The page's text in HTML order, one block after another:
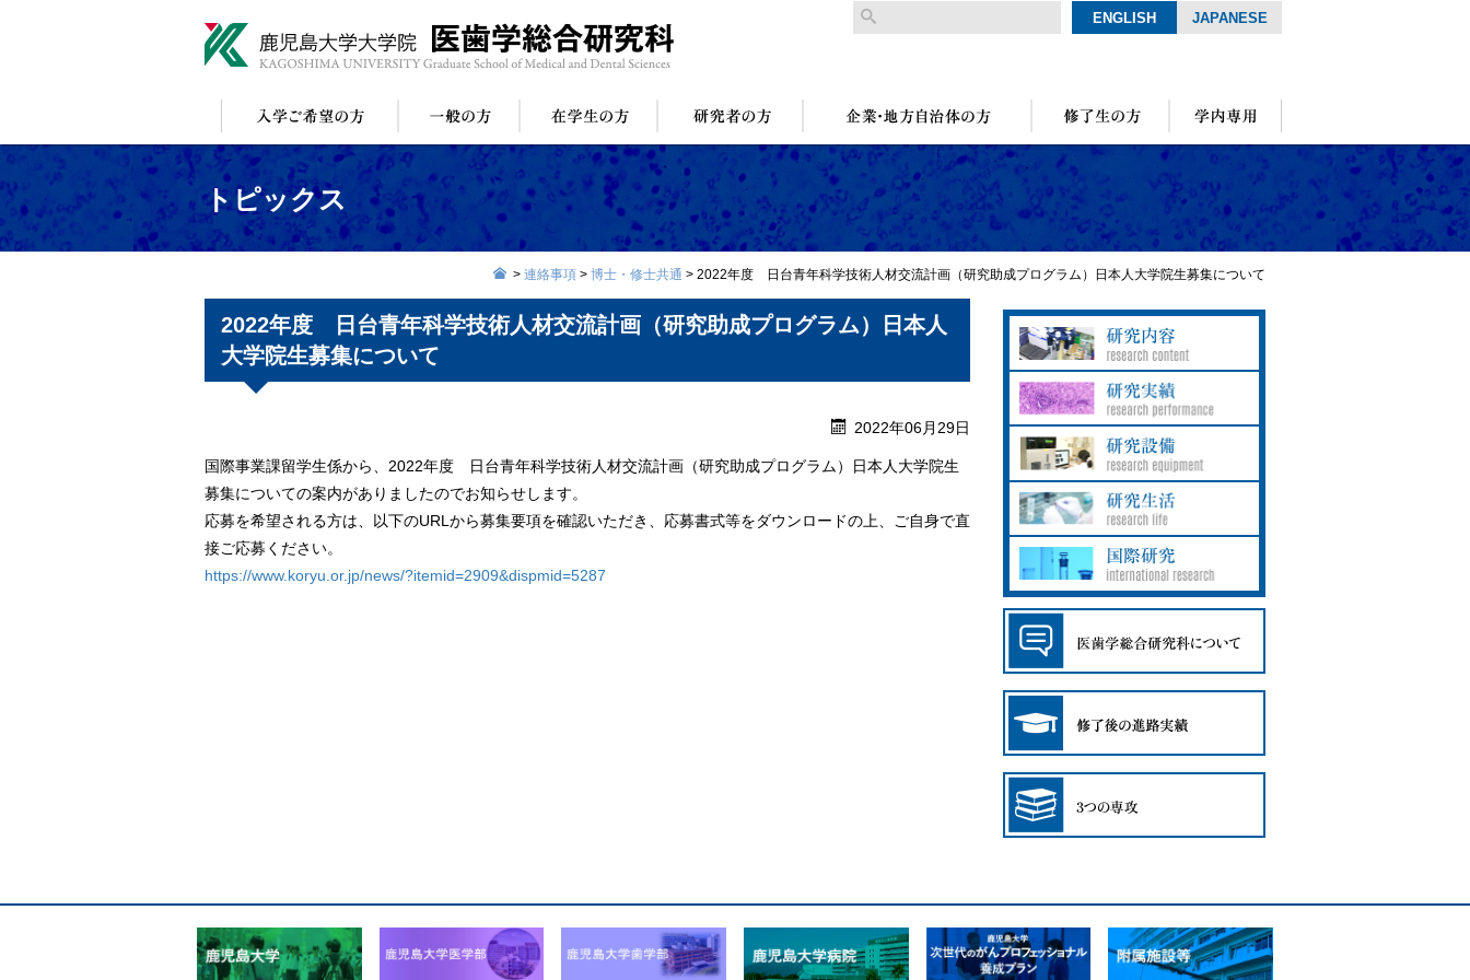
ENGLISH JAPANESE
トピックス
> 連絡事項 > 博士・修士共通 > 2022年度 日台青年科学技術人材交流計画（研究助成プログラム）日本人大学院生募集について
2022年度 日台青年科学技術人材交流計画（研究助成プログラム）日本人
大学院生募集について
2022年06月29日
国際事業課留学生係から、2022年度 日台青年科学技術人材交流計画（研究助成プログラム）日本人大学院生
募集についての案内がありましたのでお知らせします。
応募を希望される方は、以下のURLから募集要項を確認いただき、応募書式等をダウンロードの上、ご自身で直
接ご応募ください。
https://www.koryu.or.jp/news/?itemid=2909&dispmid=5287